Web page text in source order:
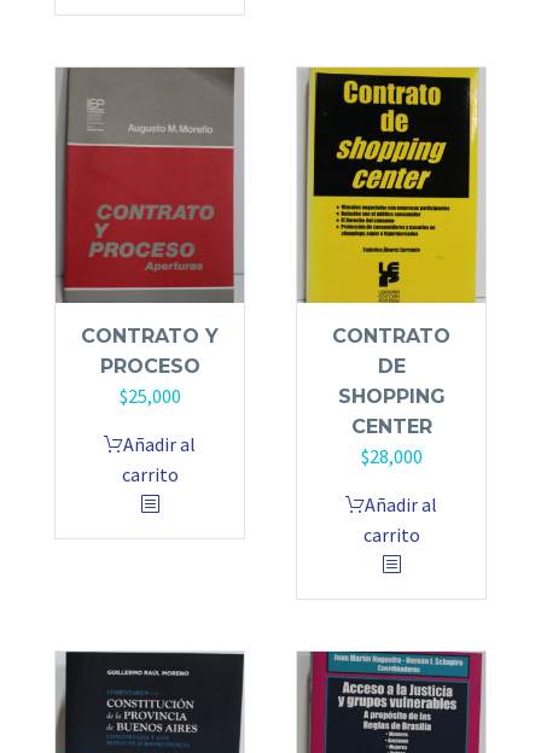
CONTRATO Y
PROCESO
$25,000
Añadir al
carrito
CONTRATO
DE
SHOPPING
CENTER
$28,000
Añadir al
carrito